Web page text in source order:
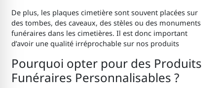
De plus, les plaques cimetière sont souvent placées sur
des tombes, des caveaux, des stèles ou des monuments
funéraires dans les cimetières. Il est donc important
d’avoir une qualité irréprochable sur nos produits
Pourquoi opter pour des Produits
Funéraires Personnalisables ?